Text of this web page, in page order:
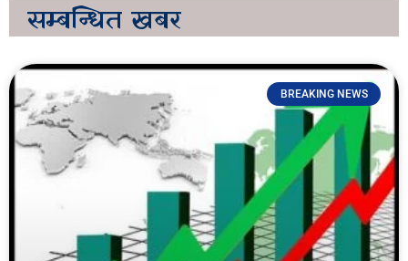
सम्बन्धित खबर
BREAKING NEWS